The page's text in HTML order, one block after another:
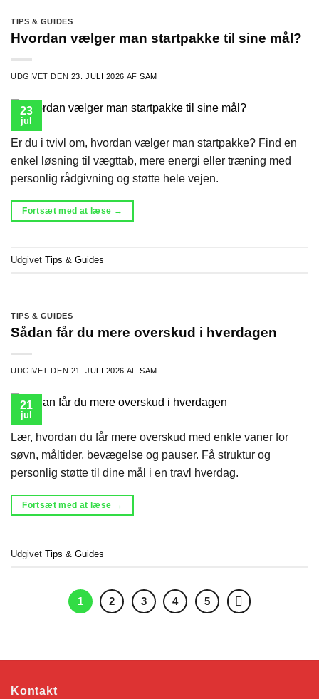
TIPS & GUIDES
Hvordan vælger man startpakke til sine mål?
UDGIVET DEN 23. JULI 2026 AFSAM
23
jul
Er du i tvivl om, hvordan vælger man startpakke? Find en
enkel løsning til vægttab, mere energi eller træning med
personlig rådgivning og støtte hele vejen.
Fortsæt med at læse →
Udgivet Tips & Guides
TIPS & GUIDES
Sådan får du mere overskud i hverdagen
UDGIVET DEN 21. JULI 2026 AFSAM
21
jul
Lær, hvordan du får mere overskud med enkle vaner for
søvn, måltider, bevægelse og pauser. Få struktur og
personlig støtte til dine mål i en travl hverdag.
Fortsæt med at læse →
Udgivet Tips & Guides
1 2 3 4 5
Kontakt